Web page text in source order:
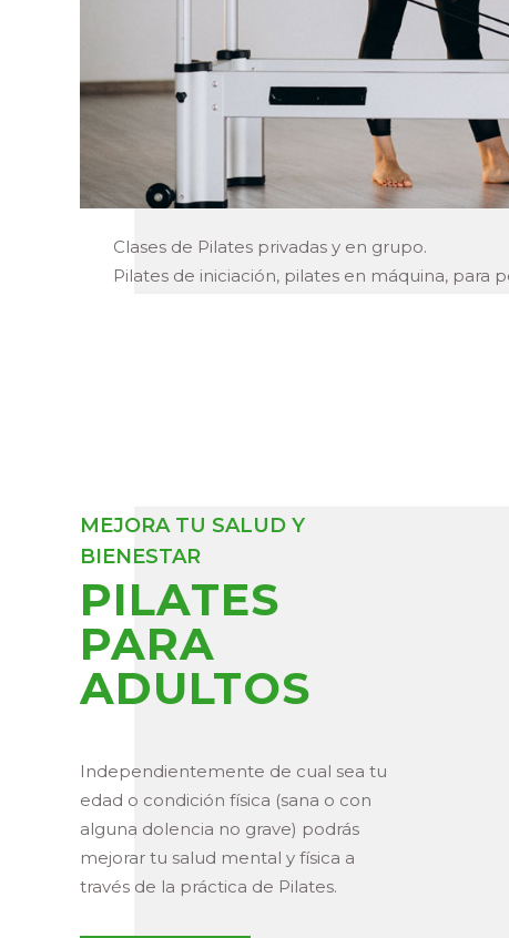
Clases de Pilates privadas y en grupo.
Pilates de iniciación, pilates en máquina, para
MEJORA TU SALUD Y
BIENESTAR
PILATES
PARA
ADULTOS
Independientemente de cual sea tu
edad o condición física (sana o con
alguna dolencia no grave) podrás
mejorar tu salud mental y física a
través de la práctica de Pilates.